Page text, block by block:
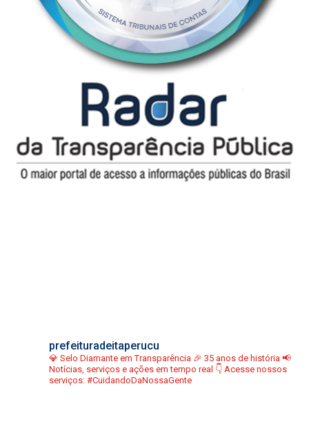
prefeituradeitaperucu
💎 Selo Diamante em Transparência 🎉 35 anos de história 📢
Notícias, serviços e ações em tempo real 👇 Acesse nossos
serviços: #CuidandoDaNossaGente